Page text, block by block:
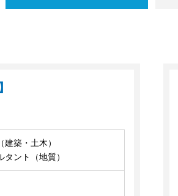
築・土木）
タント（地質）